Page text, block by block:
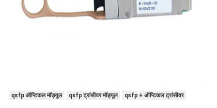
qsfp ऑप्टिकल मॉड्यूल qsfp ट्रांसीवर मॉड्यूल qsfp + ऑप्टिकल ट्रांसीवर